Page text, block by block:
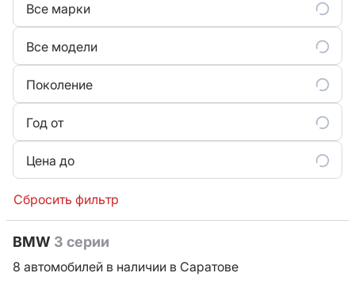
Все марки
Все модели
Поколение
Год от
Цена до
Сбросить фильтр
BMW 3 серии
8 автомобилей в наличии в Саратове